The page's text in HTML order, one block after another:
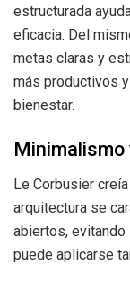
estructurada
eficacia. Del
metas claras y
más productivos
bienestar.
Minimalismo
Le Corbusier
arquitectura se
abiertos, evitando
puede aplicarse